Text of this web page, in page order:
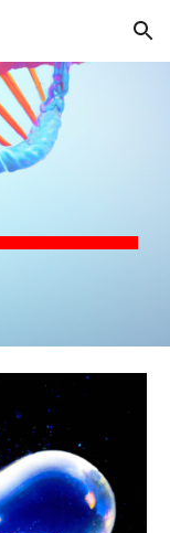
Skip to navigation